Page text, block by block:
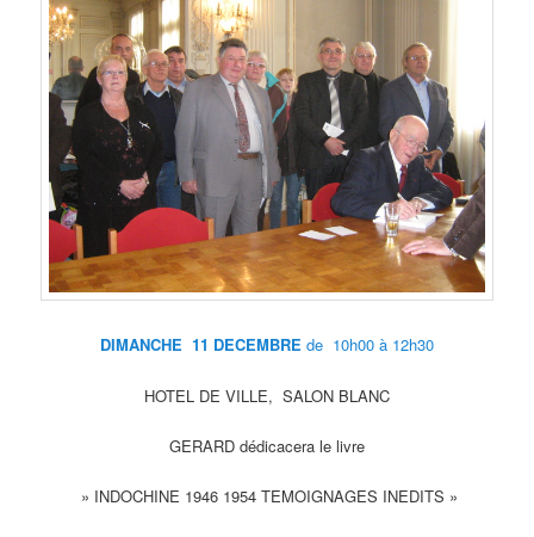
DIMANCHE 11 DECEMBRE de 10h00 à 12h30
HOTEL DE VILLE, SALON BLANC
GERARD dédicacera le livre
» INDOCHINE 1946 1954 TEMOIGNAGES INEDITS »